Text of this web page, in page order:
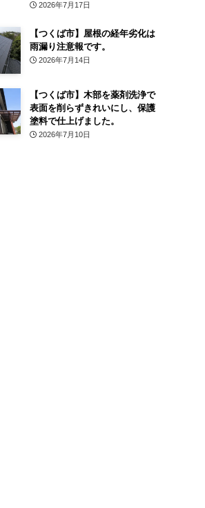
2026年7月17日
【つくば市】屋根の経年劣化は
雨漏り注意報です。
2026年7月14日
【つくば市】木部を薬剤洗浄で
表面を削らずきれいにし、保護
塗料で仕上げました。
2026年7月10日